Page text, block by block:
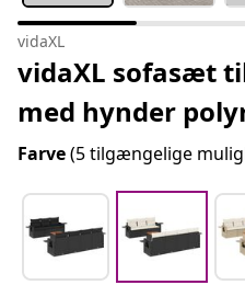
vidaXL
vidaXL sofasæt
med hynder
Farve(5 tilgængelige